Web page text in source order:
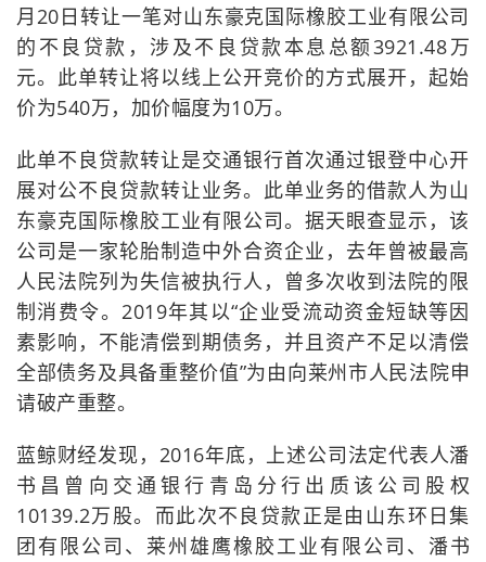
月20日转让一笔对山东豪克国际橡胶工业有限公司
的不良贷款，涉及不良贷款本息总额3921.48万
元。此单转让将以线上公开竞价的方式展开，起始
价为540万，加价幅度为10万。
此单不良贷款转让是交通银行首次通过银登中心开
展对公不良贷款转让业务。此单业务的借款人为山
东豪克国际橡胶工业有限公司。据天眼查显示，该
公司是一家轮胎制造中外合资企业，去年曾被最高
人民法院列为失信被执行人，曾多次收到法院的限
制消费令。2019年其以“企业受流动资金短缺等因
素影响，不能清偿到期债务，并且资产不足以清偿
全部债务及具备重整价值”为由向莱州市人民法院申
请破产重整。
蓝鲸财经发现，2016年底，上述公司法定代表人潘
书昌曾向交通银行青岛分行出质该公司股权
10139.2万股。而此次不良贷款正是由山东环日集
团有限公司、莱州雄鹰橡胶工业有限公司、潘书